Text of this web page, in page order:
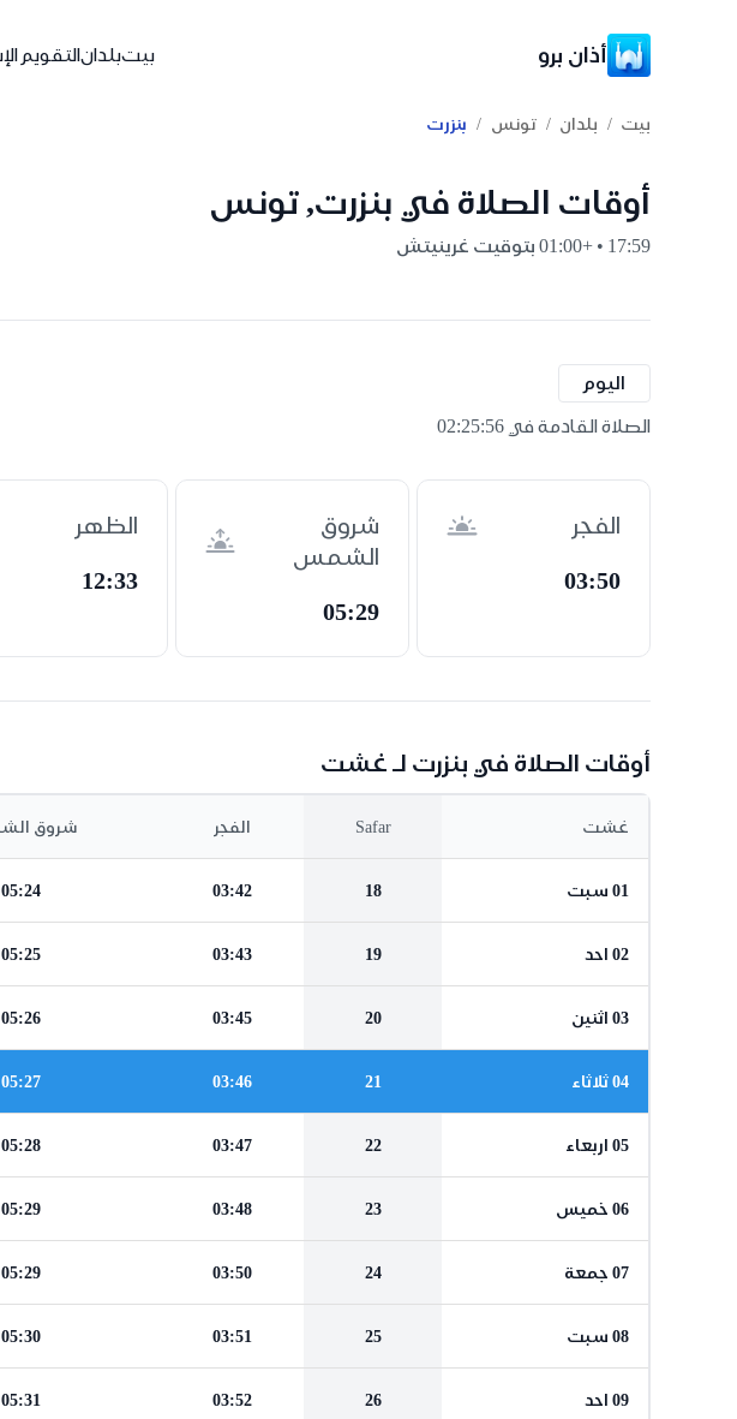
أذان برو بيتبلدانالتقويم
بيت / بلدان / تونس / بنزرت
أوقات الصلاة في بنزرت, تونس
17:59 • +01:00 بتوقيت غرينيتش
اليوم
الصلاة القادمة في 02:25:55
الفجر
03:50
شروق
الشمس
05:29
الظهر
12:33
أوقات الصلاة في بنزرت لـ غشت
غشت Safar الفجر شروق
01 سبت 18
03:42
05:24
02 احد 19
03:43
05:25
03 اثنين 20
03:45
05:26
04 ثلاثاء 21
03:46
05:27
05 اربعاء 22
03:47
05:28
06 خميس 23
03:48
05:29
07 جمعة 24
03:50
05:29
08 سبت 25
03:51
05:30
09 احد 26
03:52
05:31